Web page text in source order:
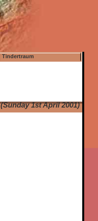
Tindertraum
(Sunday 1st April 2001)